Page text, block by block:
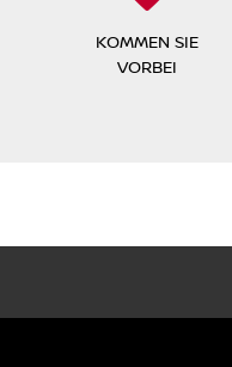
KOMMEN SIE
VORBEI